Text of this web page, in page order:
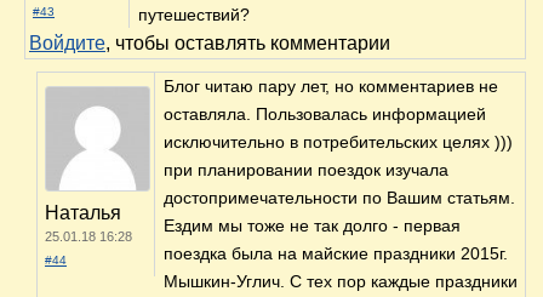
#43
путешествий?
Войдите, чтобы оставлять комментарии
Наталья
25.01.18 16:28
#44
Блог читаю пару лет, но комментариев не
оставляла. Пользовалась информацией
исключительно в потребительских целях )))
при планировании поездок изучала
достопримечательности по Вашим статьям.
Ездим мы тоже не так долго - первая
поездка была на майские праздники 2015г.
Мышкин-Углич. С тех пор каждые праздники